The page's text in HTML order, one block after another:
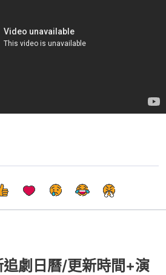
劇日曆/更新時間+演